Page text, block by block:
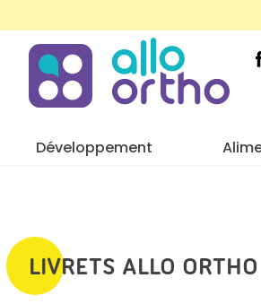
Développement
LIVRETS ALLO ORTHO